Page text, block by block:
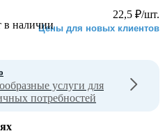
22,5 ₽/шт.
Цены для новых клиентов
в наличии
услуги для
потребностей